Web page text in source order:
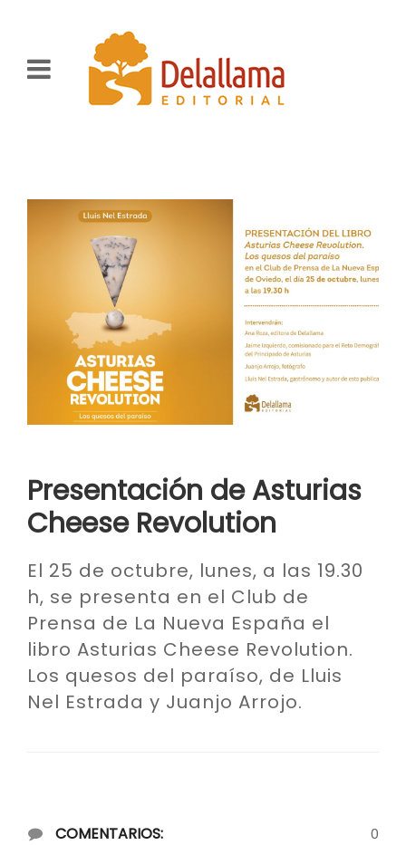
Presentación de Asturias
Cheese Revolution
El 25 de octubre, lunes, a las 19.30
h, se presenta en el Club de
Prensa de La Nueva España el
libro Asturias Cheese Revolution.
Los quesos del paraíso, de Lluis
Nel Estrada y Juanjo Arrojo.
COMENTARIOS: 0